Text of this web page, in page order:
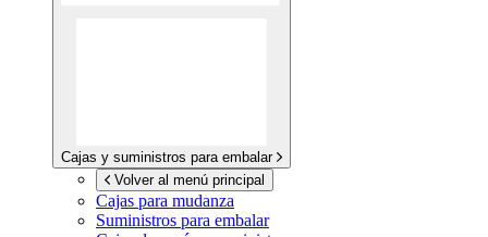
Cajas y suministros para embalar
Volver al menú principal
Cajas para mudanza
Suministros para embalar